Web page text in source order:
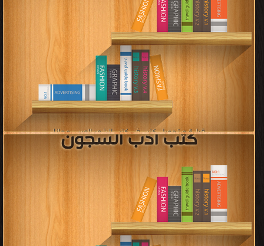
كتب الادب الاسكندنافى
قراءة و تحميل كتب في كتب الادب الاسكندنافى مجانا
[ 17 كتاب/كتب ]